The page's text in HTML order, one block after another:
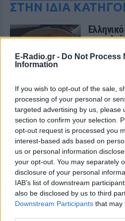
E-Radio.gr - Do Not Process
Information
If you wish to opt-out of the sale,
processing of your personal or
targeted advertising by us, please
section to confirm your selection.
opt-out request is processed you
interest-based ads based on
us or personal information
your opt-out. You may separately
disclosure of your personal
IAB’s list of downstream
also be disclosed by us to third
Downstream Participants that may
ΣΤΗΝ ΙΔΙΑ
ΠΡΙΝ 6
επηρεάζει
Η νέα
Theron
ΠΡΙΝ 6
«Δεν
κάποιον» –
Πότε σου
δεν